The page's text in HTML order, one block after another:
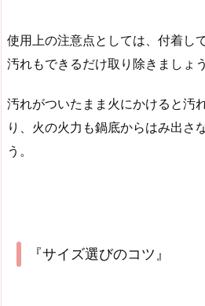
使用上の注意点としては、付着し
汚れもできるだけ取り除きましょう
汚れがついたまま火にかけると汚
り、火の火力も鍋底からはみ出さ
う。
『サイズ選びのコツ』